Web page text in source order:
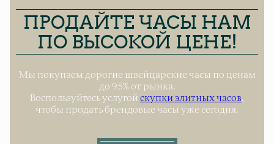
ПРОДАЙТЕ ЧАСЫ НАМ
ПО ВЫСОКОЙ ЦЕНЕ!
Мы покупаем дорогие швейцарские часы по ценам
до 95% от рынка.
Воспользуйтесь услугой скупки элитных часов,
чтобы продать брендовые часы уже сегодня.